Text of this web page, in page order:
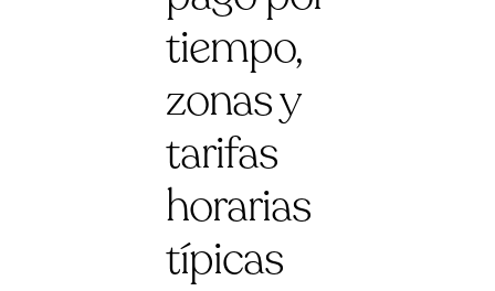
tiempo,
zonas y
tarifas
horarias
típicas